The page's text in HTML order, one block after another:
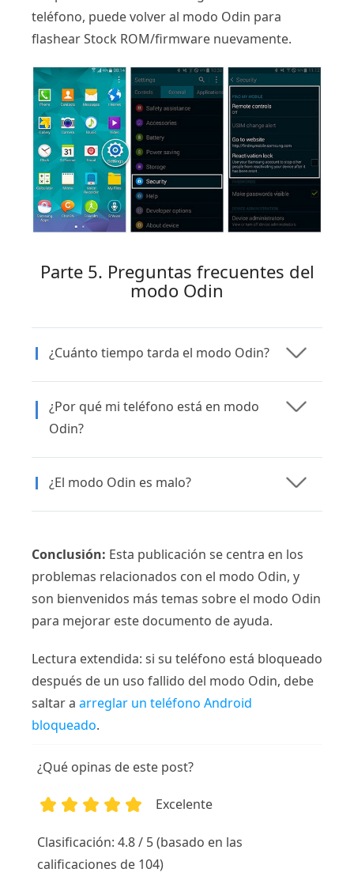
teléfono, puede volver al modo Odin para
flashear Stock ROM/firmware nuevamente.
Parte 5. Preguntas frecuentes del
modo Odin
¿Cuánto tiempo tarda el modo Odin?
¿Por qué mi teléfono está en modo
Odin?
¿El modo Odin es malo?
Conclusión: Esta publicación se centra en los
problemas relacionados con el modo Odin, y
son bienvenidos más temas sobre el modo Odin
para mejorar este documento de ayuda.
Lectura extendida: si su teléfono está bloqueado
después de un uso fallido del modo Odin, debe
saltar a arreglar un teléfono Android
bloqueado.
¿Qué opinas de este post?
Excelente
Clasificación: 4.8 / 5 (basado en las
calificaciones de 104)